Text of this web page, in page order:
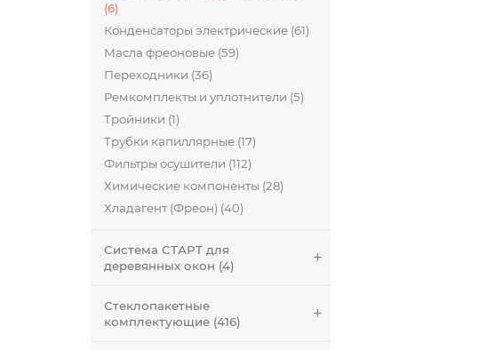
(6)
Конденсаторы электрические (61)
Масла фреоновые (59)
Переходники (36)
Ремкомплекты и уплотнители (5)
Тройники (1)
Трубки капиллярные (17)
Фильтры осушители (112)
Химические компоненты (28)
Хладагент (Фреон) (40)
Система СТАРТ для
деревянных окон (4)
Стеклопакетные
комплектующие (416)